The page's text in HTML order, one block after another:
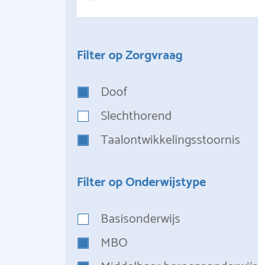
Filter op Zorgvraag
Doof
Slechthorend
Taalontwikkelingsstoornis
Filter op Onderwijstype
Basisonderwijs
MBO